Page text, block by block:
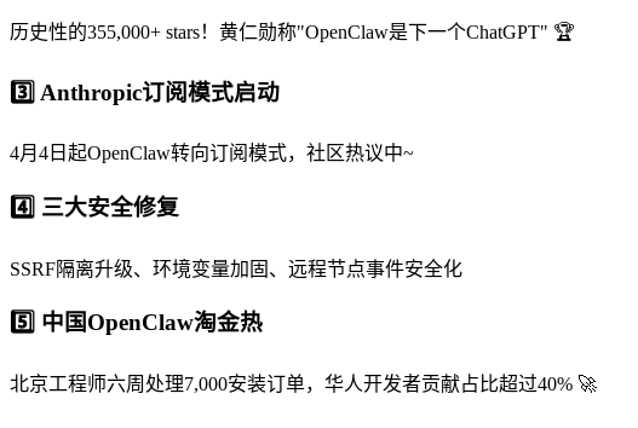
历史性的355,000+ stars！黄仁勋称"OpenClaw是下一个ChatGPT" 🏆
3️⃣ Anthropic订阅模式启动
4月4日起OpenClaw转向订阅模式，社区热议中~
4️⃣ 三大安全修复
SSRF隔离升级、环境变量加固、远程节点事件安全化
5️⃣ 中国OpenClaw淘金热
北京工程师六周处理7,000安装订单，华人开发者贡献占比超过40% 🚀